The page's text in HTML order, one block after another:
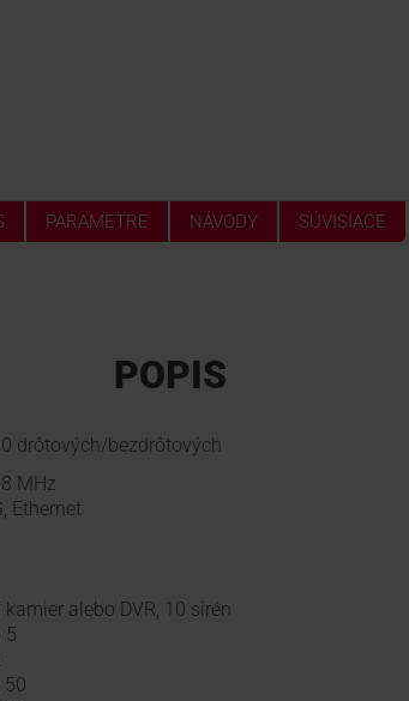
PARAMETRE NÁVODY SÚVISIACE
POPIS
drôtových/bezdrôtových
MHz
Ethernet
kamier alebo DVR, 10 sirén
5
50